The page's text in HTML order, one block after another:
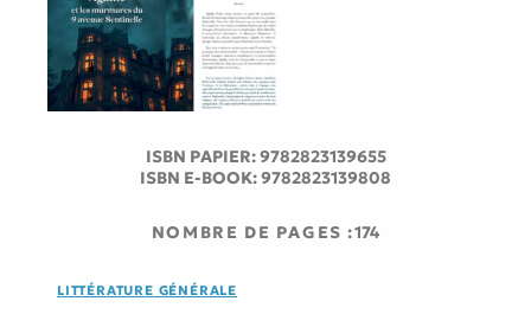
ISBN PAPIER:9782823139655
ISBN E-BOOK:9782823139808
NOMBRE DE PAGES :174
LITTÉRATURE GÉNÉRALE